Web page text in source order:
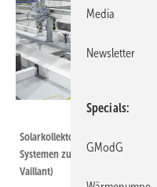
Solarkollektorproduktion bei
Systemen zur Nutzung
Vaillant)
Media
Newsletter
Specials
GModG